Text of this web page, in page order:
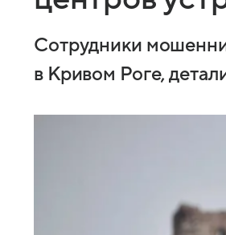
Сотрудники
в Кривом Роге,